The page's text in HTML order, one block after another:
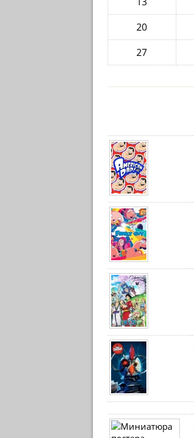
20
27